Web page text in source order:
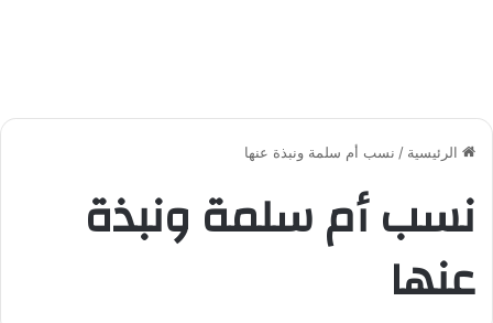
الرئيسية / نسب أم سلمة ونبذة عنها
نسب أم سلمة ونبذة
عنها